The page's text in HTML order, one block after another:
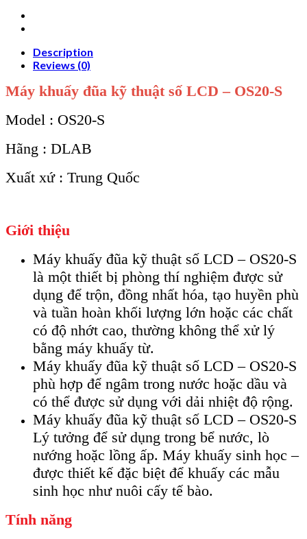
Description
Reviews (0)
Máy khuấy đũa kỹ thuật số LCD – OS20-S
Model : OS20-S
Hãng : DLAB
Xuất xứ : Trung Quốc
Giới thiệu
Máy khuấy đũa kỹ thuật số LCD – OS20-S
là một thiết bị phòng thí nghiệm được sử
dụng để trộn, đồng nhất hóa, tạo huyền phù
và tuần hoàn khối lượng lớn hoặc các chất
có độ nhớt cao, thường không thể xử lý
bằng máy khuấy từ.
Máy khuấy đũa kỹ thuật số LCD – OS20-S
phù hợp để ngâm trong nước hoặc dầu và
có thể được sử dụng với dải nhiệt độ rộng.
Máy khuấy đũa kỹ thuật số LCD – OS20-S
Lý tưởng để sử dụng trong bể nước, lò
nướng hoặc lồng ấp. Máy khuấy sinh học –
được thiết kế đặc biệt để khuấy các mẫu
sinh học như nuôi cấy tế bào.
Tính năng